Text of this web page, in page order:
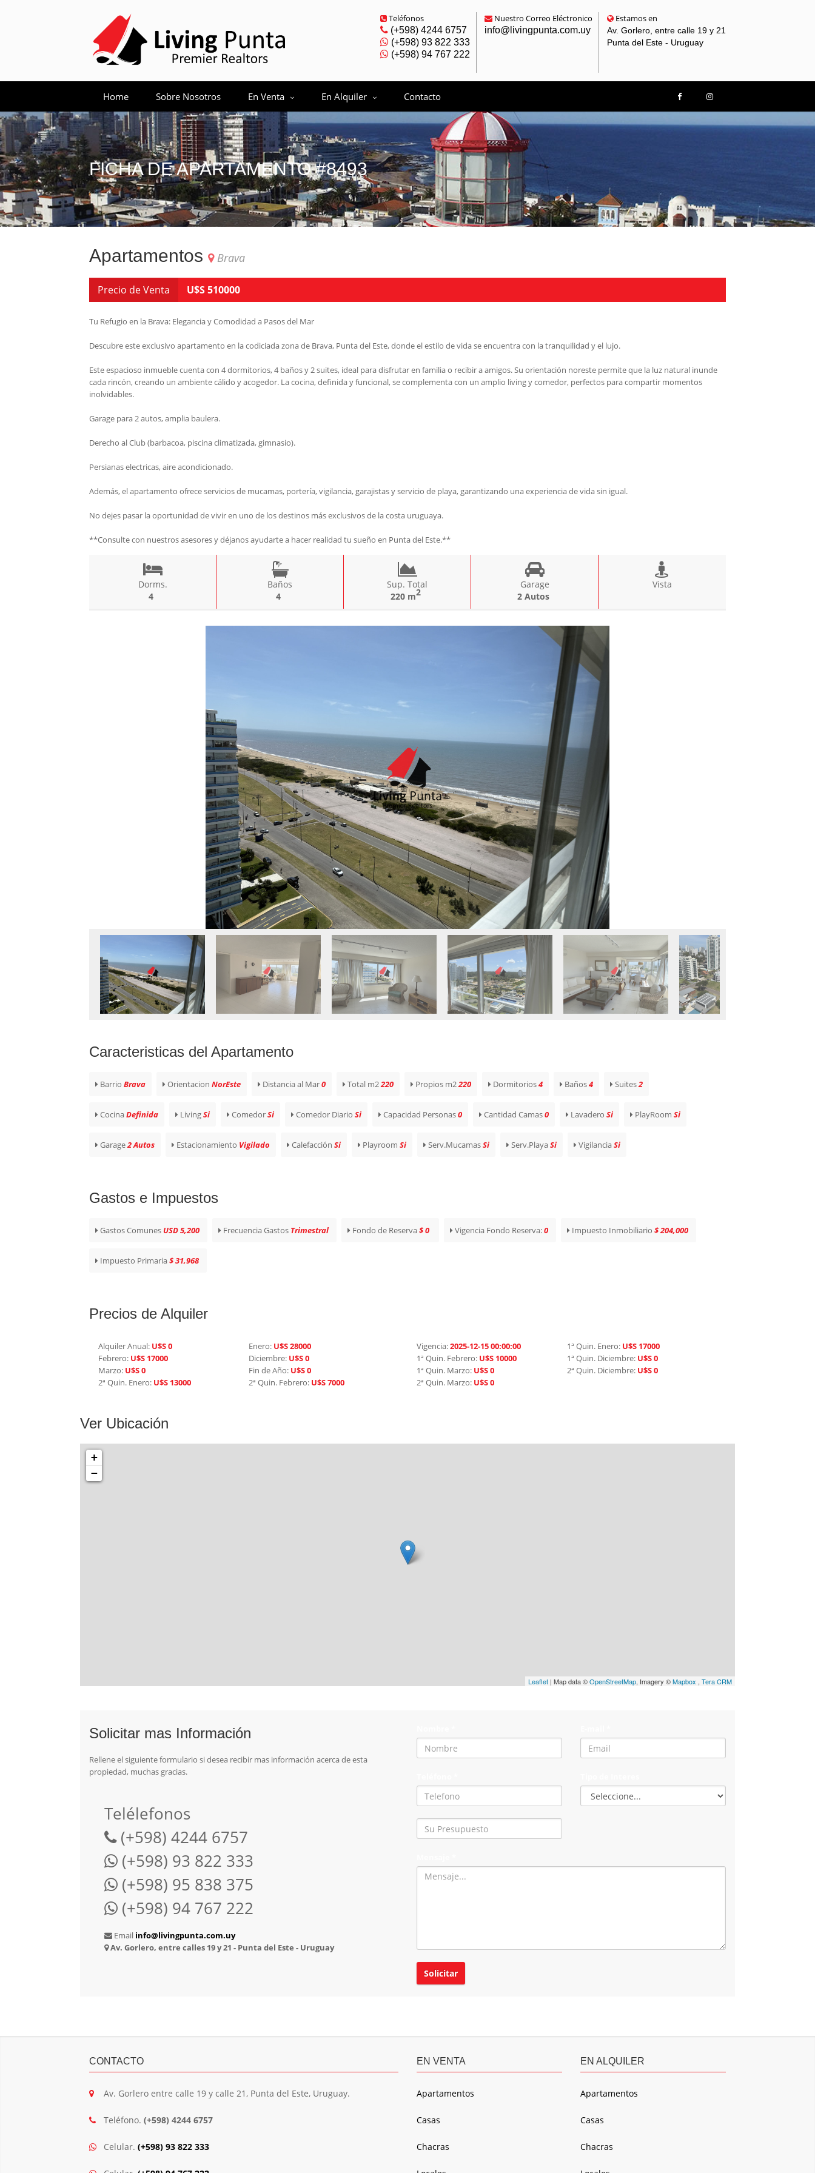
Teléfonos
(+598) 4244 6757
(+598) 93 822 333
(+598) 94 767 222
Nuestro Correo Eléctronico
info@livingpunta.com.uy
Estamos en
Av. Gorlero, entre calle 19 y 21
Punta del Este - Uruguay
Home Sobre Nosotros En Venta En Alquiler Contacto
FICHA DE APARTAMENTO #8493
Apartamentos Brava
Precio de Venta U$S 510000
Tu Refugio en la Brava: Elegancia y Comodidad a Pasos del Mar
Descubre este exclusivo apartamento en la codiciada zona de Brava, Punta del Este, donde el estilo de vida se encuentra con la tranquilidad y el lujo.
Este espacioso inmueble cuenta con 4 dormitorios, 4 baños y 2 suites, ideal para disfrutar en familia o recibir a amigos. Su orientación noreste permite que la luz natural inunde
cada rincón, creando un ambiente cálido y acogedor. La cocina, definida y funcional, se complementa con un amplio living y comedor, perfectos para compartir momentos
inolvidables.
Garage para 2 autos, amplia baulera.
Derecho al Club (barbacoa, piscina climatizada, gimnasio).
Persianas electricas, aire acondicionado.
Además, el apartamento ofrece servicios de mucamas, portería, vigilancia, garajistas y servicio de playa, garantizando una experiencia de vida sin igual.
No dejes pasar la oportunidad de vivir en uno de los destinos más exclusivos de la costa uruguaya.
**Consulte con nuestros asesores y déjanos ayudarte a hacer realidad tu sueño en Punta del Este.**
Dorms.
4
Baños
4
Sup. Total
220 m2
Garage
2 Autos
Vista
Caracteristicas del Apartamento
Barrio Brava Orientacion NorEste Distancia al Mar0 Total m2220 Propios m2220 Dormitorios4 Baños4 Suites2
CocinaDefinida LivingSi ComedorSi Comedor Diario Si Capacidad Personas0 Cantidad Camas0 Lavadero Si PlayRoom Si
Garage2 Autos Estacionamiento Vigilado Calefacción Si Playroom Si Serv.MucamasSi Serv.PlayaSi VigilanciaSi
Gastos e Impuestos
Gastos Comunes USD 5,200 Frecuencia Gastos Trimestral Fondo de Reserva$ 0 Vigencia Fondo Reserva:0 Impuesto Inmobiliario $ 204,000
Impuesto Primaria$ 31,968
Precios de Alquiler
Alquiler Anual: U$S 0 Enero: U$S 28000
Febrero: U$S 17000 Diciembre: U$S 0
Marzo: U$S 0 Fin de Año: U$S 0
2ª Quin. Enero: U$S 13000 2ª Quin. Febrero: U$S 7000
Vigencia:2025-12-15 00:00:00 1ª Quin. Enero: U$S 17000
1ª Quin. Febrero: U$S 10000 1ª Quin. Diciembre: U$S 0
1ª Quin. Marzo: U$S 0 2ª Quin. Diciembre: U$S 0
2ª Quin. Marzo: U$S 0
Ver Ubicación
+
−
Leaflet | Map data ©OpenStreetMap, Imagery ©Mapbox , Tera CRM
Solicitar mas Información
Rellene el siguiente formulario si desea recibir mas información acerca de esta
propiedad, muchas gracias.
Telélefonos
(+598) 4244 6757
(+598) 93 822 333
(+598) 95 838 375
(+598) 94 767 222
Email info@livingpunta.com.uy
Av. Gorlero, entre calles 19 y 21 - Punta del Este - Uruguay
CONTACTO
Av. Gorlero entre calle 19 y calle 21, Punta del Este, Uruguay.
Teléfono. (+598) 4244 6757
Celular. (+598) 93 822 333
EN VENTA
Apartamentos
Casas
Chacras
EN ALQUILER
Apartamentos
Casas
Chacras